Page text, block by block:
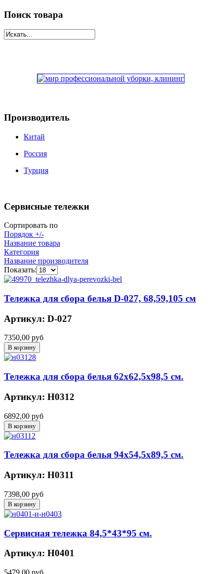
Поиск товара
Производитель
Китай
Россия
Турция
Сервисные тележки
Сортировать по
Порядок +/-
Название товара
Категория
Название производителя
Показать:
Тележка для сбора белья D-027, 68,59,105 см
Артикул: D-027
7350,00 руб
Тележка для сбора белья 62х62,5х98,5 см.
Артикул: Н0312
6892,00 руб
Тележка для сбора белья 94х54,5х89,5 см.
Артикул: Н0311
7398,00 руб
Сервисная тележка 84,5*43*95 см.
Артикул: Н0401
5479,00 руб